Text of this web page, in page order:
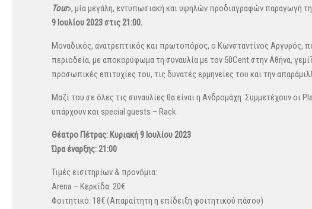
Tour», μία μεγάλη, εντυπωσιακή και υψηλών προδιαγραφών παραγωγή
9 Ιουλίου 2023 στις 21:00.
Μοναδικός, ανατρεπτικός και πρωτοπόρος, ο Κωνσταντίνος Αργυρός,
περιοδεία, με αποκορύφωμα τη συναυλία με τον 50Cent στην Αθήνα,
προσωπικές επιτυχίες του, τις δυνατές ερμηνείες του και την
Μαζί του σε όλες τις συναυλίες θα είναι η Ανδρομάχη. Συμμετέχουν οι
υπάρχουν και special guests – Rack.
Θέατρο Πέτρας: Κυριακή 9 Ιουλίου 2023
Ώρα έναρξης: 21:00
Τιμές εισιτηρίων & προνόμια:
Arena – Κερκίδα: 20€
Φοιτητικό: 18€ (Απαραίτητη η επίδειξη φοιτητικού πάσου)